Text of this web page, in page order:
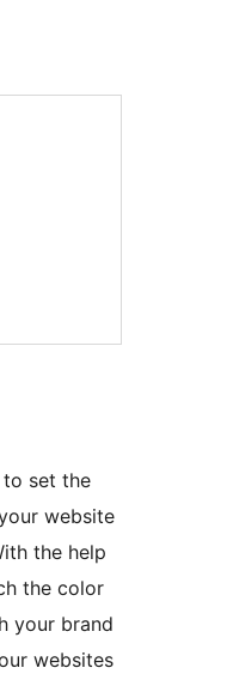
set the
website
the help
the color
your brand
websites